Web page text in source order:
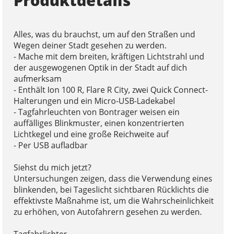
Alles, was du brauchst, um auf den Straßen und
Wegen deiner Stadt gesehen zu werden.
- Mache mit dem breiten, kräftigen Lichtstrahl und
der ausgewogenen Optik in der Stadt auf dich
aufmerksam
- Enthält Ion 100 R, Flare R City, zwei Quick Connect-
Halterungen und ein Micro-USB-Ladekabel
- Tagfahrleuchten von Bontrager weisen ein
auffälliges Blinkmuster, einen konzentrierten
Lichtkegel und eine große Reichweite auf
- Per USB aufladbar
Siehst du mich jetzt?
Untersuchungen zeigen, dass die Verwendung eines
blinkenden, bei Tageslicht sichtbaren Rücklichts die
effektivste Maßnahme ist, um die Wahrscheinlichkeit
zu erhöhen, von Autofahrern gesehen zu werden.